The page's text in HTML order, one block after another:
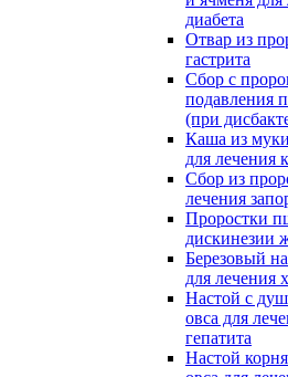
диабета
Отвар из
гастрита
Сбор с
подавления
(при
Каша из
для лечения
Сбор из
лечения
Проростки
дискинезии
Березовый
для лечения
Настой с
овса для
гепатита
Настой